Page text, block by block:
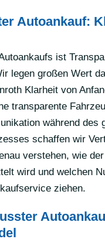
Autoankauf:
ist
legen großen Wert
Klarheit von
transparente
während des
schaffen wir
verstehen, wie
wird und welchen
ziehen.